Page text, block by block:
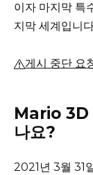
이자 마지막 특
지막 세계입니
게시 중단 요
Mario 3D
나요?
2021년 3월 31